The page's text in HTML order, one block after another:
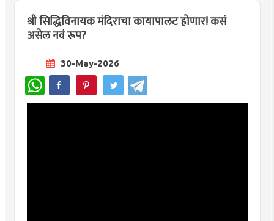
श्री सिद्धिविनायक मंदिराचा कायापालट होणार! कसं
असेल नवं रूप?
30-May-2026
WhatsApp